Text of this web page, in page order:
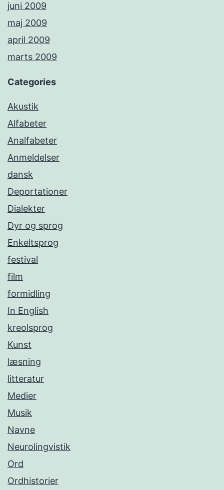
juni 2009
maj 2009
april 2009
marts 2009
Categories
Akustik
Alfabeter
Analfabeter
Anmeldelser
dansk
Deportationer
Dialekter
Dyr og sprog
Enkeltsprog
festival
film
formidling
In English
kreolsprog
Kunst
læsning
litteratur
Medier
Musik
Navne
Neurolingvistik
Ord
Ordhistorier